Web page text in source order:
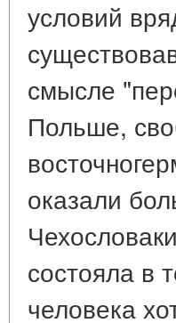
условий
смысле
Польше,
оказали
состояла в
человека